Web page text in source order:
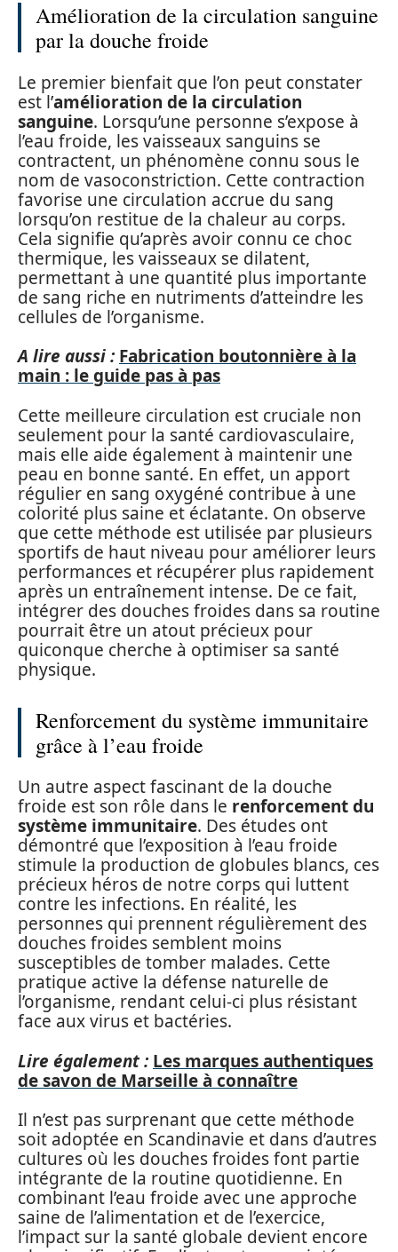
Amélioration de la circulation sanguine
par la douche froide
Le premier bienfait que l’on peut constater
est l’amélioration de la circulation
sanguine. Lorsqu’une personne s’expose à
l’eau froide, les vaisseaux sanguins se
contractent, un phénomène connu sous le
nom de vasoconstriction. Cette contraction
favorise une circulation accrue du sang
lorsqu’on restitue de la chaleur au corps.
Cela signifie qu’après avoir connu ce choc
thermique, les vaisseaux se dilatent,
permettant à une quantité plus importante
de sang riche en nutriments d’atteindre les
cellules de l’organisme.
A lire aussi : Fabrication boutonnière à la
main : le guide pas à pas
Cette meilleure circulation est cruciale non
seulement pour la santé cardiovasculaire,
mais elle aide également à maintenir une
peau en bonne santé. En effet, un apport
régulier en sang oxygéné contribue à une
colorité plus saine et éclatante. On observe
que cette méthode est utilisée par plusieurs
sportifs de haut niveau pour améliorer leurs
performances et récupérer plus rapidement
après un entraînement intense. De ce fait,
intégrer des douches froides dans sa routine
pourrait être un atout précieux pour
quiconque cherche à optimiser sa santé
physique.
Renforcement du système immunitaire
grâce à l’eau froide
Un autre aspect fascinant de la douche
froide est son rôle dans le renforcement du
système immunitaire. Des études ont
démontré que l’exposition à l’eau froide
stimule la production de globules blancs, ces
précieux héros de notre corps qui luttent
contre les infections. En réalité, les
personnes qui prennent régulièrement des
douches froides semblent moins
susceptibles de tomber malades. Cette
pratique active la défense naturelle de
l’organisme, rendant celui-ci plus résistant
face aux virus et bactéries.
Lire également : Les marques authentiques
de savon de Marseille à connaître
Il n’est pas surprenant que cette méthode
soit adoptée en Scandinavie et dans d’autres
cultures où les douches froides font partie
intégrante de la routine quotidienne. En
combinant l’eau froide avec une approche
saine de l’alimentation et de l’exercice,
l’impact sur la santé globale devient encore